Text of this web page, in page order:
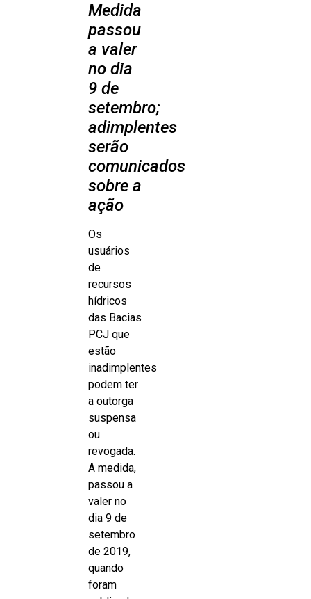
Medida
passou
a valer
no dia
9 de
setembro;
adimplentes
serão
comunicados
sobre a
ação
Os
usuários
de
recursos
hídricos
das Bacias
PCJ que
estão
inadimplentes
podem ter
a outorga
suspensa
ou
revogada.
A medida,
passou a
valer no
dia 9 de
setembro
de 2019,
quando
foram